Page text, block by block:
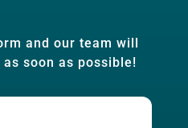
and our team will
soon as possible!